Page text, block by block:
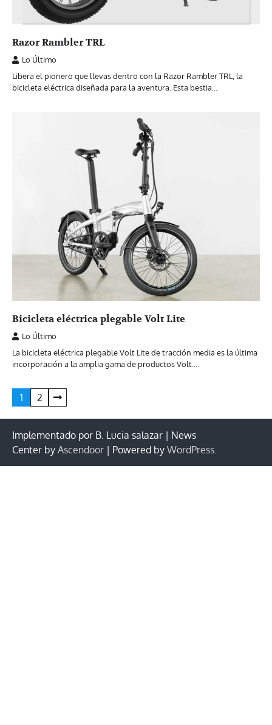
Razor Rambler TRL
Lo Último
Libera el pionero que llevas dentro con la Razor Rambler TRL, la
bicicleta eléctrica diseñada para la aventura. Esta bestia…
Bicicleta eléctrica plegable Volt Lite
Lo Último
La bicicleta eléctrica plegable Volt Lite de tracción media es la última
incorporación a la amplia gama de productos Volt.…
Paginación
de
entradas
1 2
Implementado por B. Lucia salazar | News
Center by Ascendoor | Powered by WordPress.